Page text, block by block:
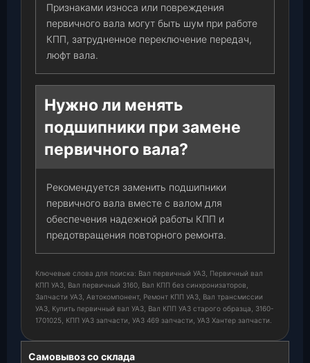
Признаками износа или повреждения
первичного вала могут быть шум при работе
КПП, затрудненное переключение передач,
люфт вала.
Нужно ли менять
подшипники при замене
первичного вала?
Рекомендуется заменить подшипники
первичного вала вместе с валом для
обеспечения надежной работы КПП и
предотвращения повторного ремонта.
Ключевые слова для поиска: Вал первичный УАЗ, Первичный вал
КПП УАЗ, Вал первичный 3160, Вал КПП без синхронизаторов,
Запчасти УАЗ, Автокомпонент, Ремонт КПП УАЗ, Вал трансмиссии
УАЗ, Купить первичный вал УАЗ, Вал КПП УАЗ старого образца, 3160-
1701025, КПП УАЗ запчасти, УАЗ 469 запчасти, УАЗ Хантер запчасти.
Самовывоз со склада